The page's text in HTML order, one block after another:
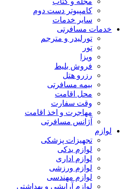
کامپیوتر دست دوم
سایر خدمات
خدمات مسافرتی
تورلیدر و مترجم
تور
ویزا
فروش بلیط
رزرو هتل
بیمه مسافرتی
محل اقامت
وقت سفارت
مهاجرت و اخذ اقامت
آژانس مسافرتی
لوازم
تجهیزات پزشکی
لوازم یدکی
لوازم اداری
لوازم ورزشی
لوازم مهندسی
لوازم آرایشی و بهداشتی